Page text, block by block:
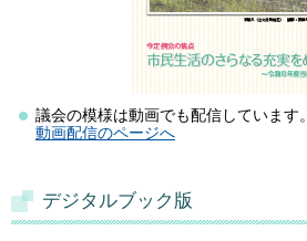
議会の模様は動画でも配信しています。
動画配信のページへ
デジタルブック版